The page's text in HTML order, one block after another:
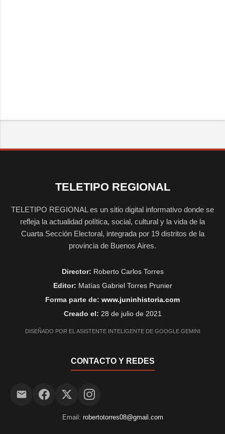
TELETIPO REGIONAL
TELETIPO REGIONAL es un sitio digital informativo donde se
refleja la actualidad política, social, cultural y la vida de la
Cuarta Sección Electoral, integrada por 19 distritos de la
provincia de Buenos Aires.
Director: Roberto Carlos Torres
Editor: Matías Gabriel Torres Prunier
Forma parte de: www.juninhistoria.com
Creado el: 28 de julio de 2021
DISEÑADO POR EL ASISTENTE INTELIGENTE DE GOOGLE GEMINI
CONTACTO Y REDES
Email: robertotorres08@gmail.com